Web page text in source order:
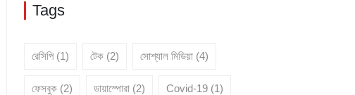
Tags
রেসিপি (1) টেক (2) সোশ্যাল মিডিয়া (4)
ফেসবুক (2) ডায়াস্পোরা (2) Covid-19 (1)